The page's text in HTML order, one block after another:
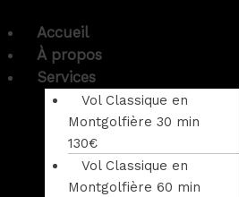
Accueil
À propos
Services
Vol Classique en
Montgolfière 30 min
130€
Vol Classique en
Montgolfière 60 min